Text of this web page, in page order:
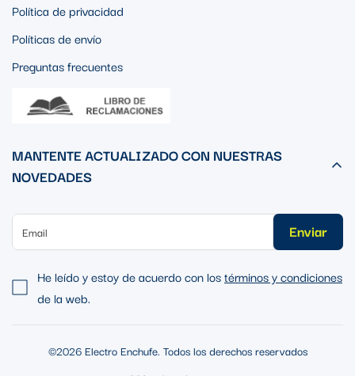
Política de privacidad
Políticas de envío
Preguntas frecuentes
MANTENTE ACTUALIZADO CON NUESTRAS
NOVEDADES
Enviar
He leído y estoy de acuerdo con lostérminos y condiciones
de la web.
©2026 Electro Enchufe. Todos los derechos reservados